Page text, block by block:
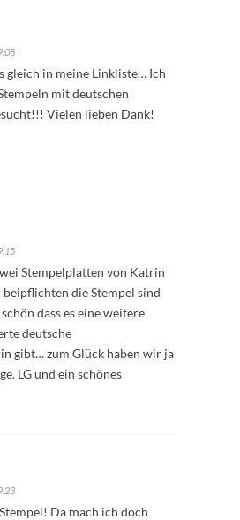
gleich in meine Linkliste… Ich
mit deutschen
Vielen lieben Dank!
Stempelplatten von Katrin
die Stempel sind
dass es eine weitere
deutsche
gibt… zum Glück haben wir ja
LG und ein schönes
Da mach ich doch